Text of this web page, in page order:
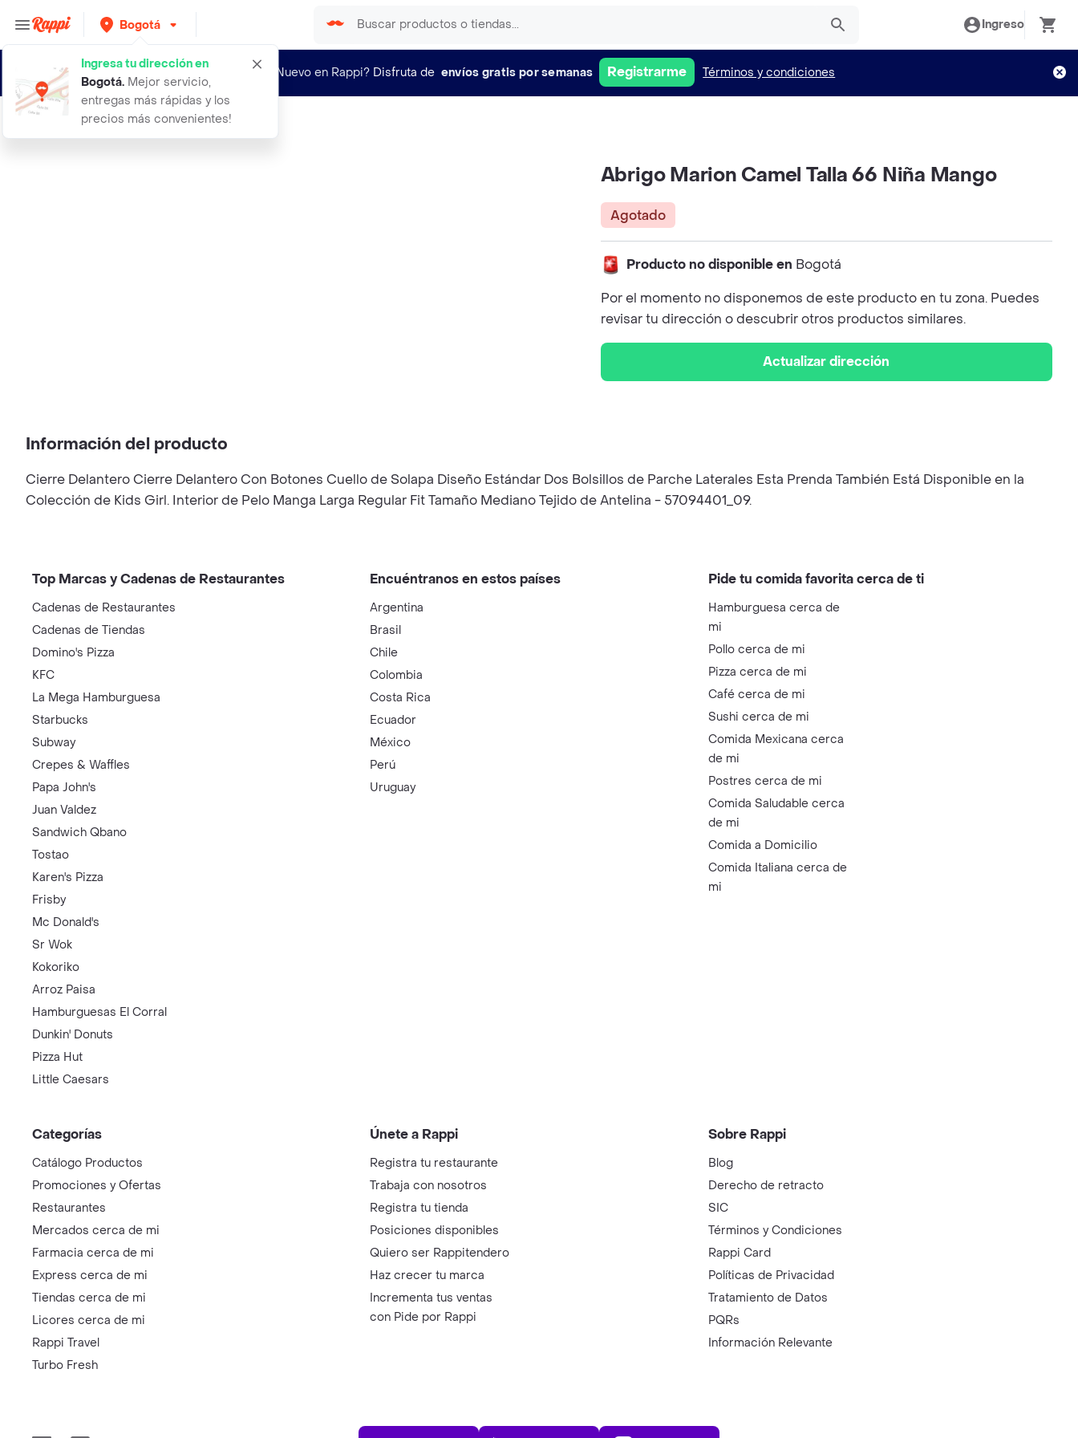
Bogotá
Ingresa tu dirección en
Bogotá. Mejor servicio,
entregas más rápidas y los
precios más convenientes!
Ingreso
¿Nuevo en Rappi? Disfruta de envíos gratis por semanas Registrarme Términos y condiciones
abrigo marion camel talla 66 nina m
Abrigo Marion Camel Talla 66 Niña Mango
Agotado
Producto no disponible en Bogotá
Por el momento no disponemos de este producto en tu zona. Puedes
revisar tu dirección o descubrir otros productos similares.
Actualizar dirección
Información del producto
Cierre Delantero Cierre Delantero Con Botones Cuello de Solapa Diseño Estándar Dos Bolsillos de Parche Laterales Esta Prenda También Está Disponible en la
Colección de Kids Girl. Interior de Pelo Manga Larga Regular Fit Tamaño Mediano Tejido de Antelina - 57094401_09.
Top Marcas y Cadenas de Restaurantes
Cadenas de Restaurantes
Cadenas de Tiendas
Domino's Pizza
KFC
La Mega Hamburguesa
Starbucks
Subway
Crepes & Waffles
Papa John's
Juan Valdez
Sandwich Qbano
Tostao
Karen's Pizza
Frisby
Mc Donald's
Sr Wok
Kokoriko
Arroz Paisa
Hamburguesas El Corral
Dunkin' Donuts
Pizza Hut
Little Caesars
Encuéntranos en estos países
Argentina
Brasil
Chile
Colombia
Costa Rica
Ecuador
México
Perú
Uruguay
Pide tu comida favorita cerca de ti
Hamburguesa cerca de
mi
Pollo cerca de mi
Pizza cerca de mi
Café cerca de mi
Sushi cerca de mi
Comida Mexicana cerca
de mi
Postres cerca de mi
Comida Saludable cerca
de mi
Comida a Domicilio
Comida Italiana cerca de
mi
Categorías
Catálogo Productos
Promociones y Ofertas
Restaurantes
Mercados cerca de mi
Farmacia cerca de mi
Express cerca de mi
Tiendas cerca de mi
Licores cerca de mi
Rappi Travel
Turbo Fresh
Únete a Rappi
Registra tu restaurante
Trabaja con nosotros
Registra tu tienda
Posiciones disponibles
Quiero ser Rappitendero
Haz crecer tu marca
Incrementa tus ventas
con Pide por Rappi
Sobre Rappi
Blog
Derecho de retracto
SIC
Términos y Condiciones
Rappi Card
Políticas de Privacidad
Tratamiento de Datos
PQRs
Información Relevante
App Store Play Store AppGallery